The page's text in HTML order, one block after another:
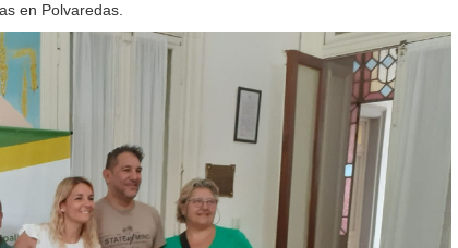
en Polvaredas.